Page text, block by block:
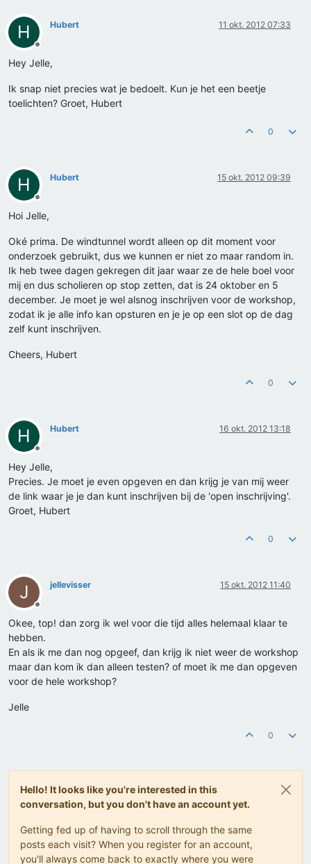
H
Offline
Hubert 11 okt. 2012 07:33
Hey Jelle,
Ik snap niet precies wat je bedoelt. Kun je het een beetje
toelichten? Groet, Hubert
0
H
Offline
Hubert 15 okt. 2012 09:39
Hoi Jelle,
Oké prima. De windtunnel wordt alleen op dit moment voor
onderzoek gebruikt, dus we kunnen er niet zo maar random in.
Ik heb twee dagen gekregen dit jaar waar ze de hele boel voor
mij en dus scholieren op stop zetten, dat is 24 oktober en 5
december. Je moet je wel alsnog inschrijven voor de workshop,
zodat ik je alle info kan opsturen en je je op een slot op de dag
zelf kunt inschrijven.
Cheers, Hubert
0
H
Offline
Hubert 16 okt. 2012 13:18
Hey Jelle,
Precies. Je moet je even opgeven en dan krijg je van mij weer
de link waar je je dan kunt inschrijven bij de 'open inschrijving'.
Groet, Hubert
0
J
Offline
jellevisser 15 okt. 2012 11:40
Okee, top! dan zorg ik wel voor die tijd alles helemaal klaar te
hebben.
En als ik me dan nog opgeef, dan krijg ik niet weer de workshop
maar dan kom ik dan alleen testen? of moet ik me dan opgeven
voor de hele workshop?
Jelle
0
Hello! It looks like you're interested in this
conversation, but you don't have an account yet.
Getting fed up of having to scroll through the same
posts each visit? When you register for an account,
you'll always come back to exactly where you were